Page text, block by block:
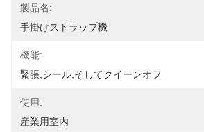
製品名:
手掛けストラップ機
機能:
緊張,シール,そしてクイーンオフ
使用:
産業用室内